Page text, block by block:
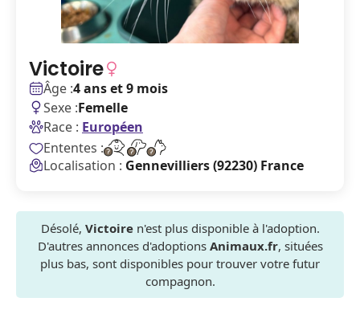
Victoire
Âge :4 ans et 9 mois
Sexe :Femelle
Race : Européen
Ententes :
Localisation : Gennevilliers (92230) France
Désolé, Victoiren'est plus disponible à l'adoption.
D'autres annonces d'adoptions Animaux.fr, situées
plus bas, sont disponibles pour trouver votre futur
compagnon.